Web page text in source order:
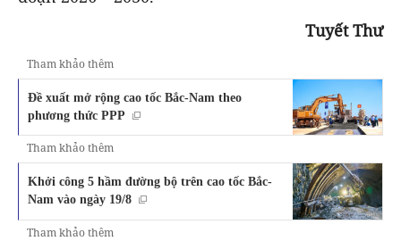
Tuyết Thư
Tham khảo thêm
Đề xuất mở rộng cao tốc Bắc-Nam theo
phương thức PPP
Tham khảo thêm
Khởi công 5 hầm đường bộ trên cao tốc Bắc-
Nam vào ngày 19/8
Tham khảo thêm